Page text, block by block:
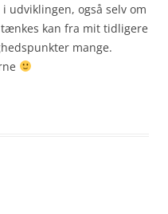
udviklingen, også selv om
kan fra mit tidligere
mange.